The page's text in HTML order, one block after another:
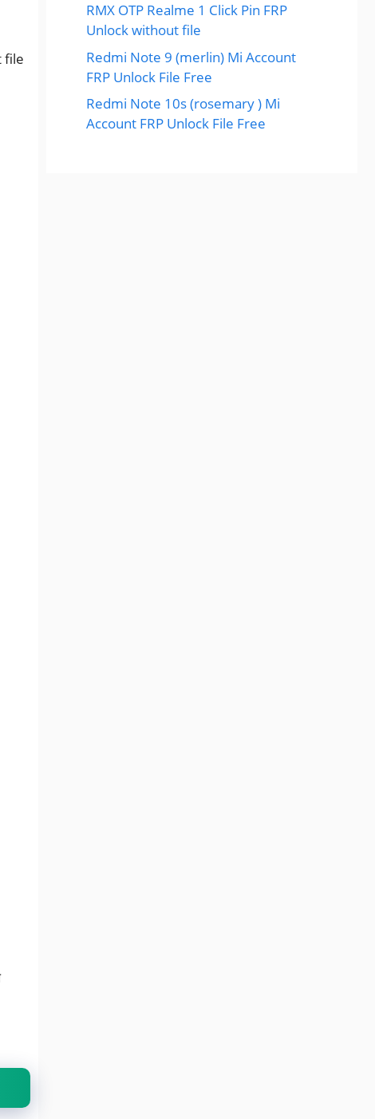
file
RMX OTP Realme 1 Click Pin FRP
Unlock without file
Redmi Note 9 (merlin) Mi Account
FRP Unlock File Free
Redmi Note 10s (rosemary ) Mi
Account FRP Unlock File Free